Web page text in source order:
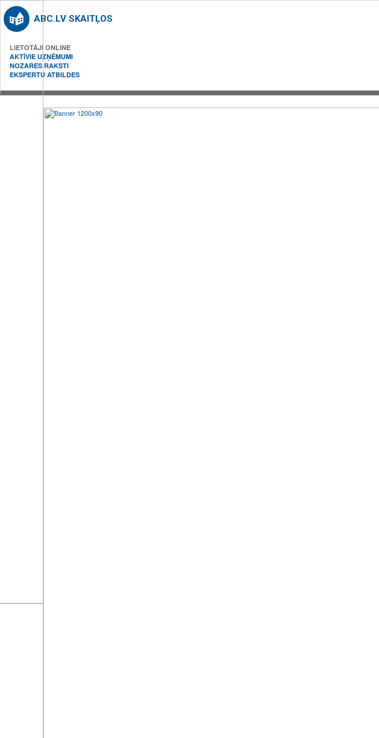
ABC.LV SKAITĻOS
LIETOTĀJI ONLINE
AKTĪVIE UZŅĒMUMI
NOZARES RAKSTI
EKSPERTU ATBILDES